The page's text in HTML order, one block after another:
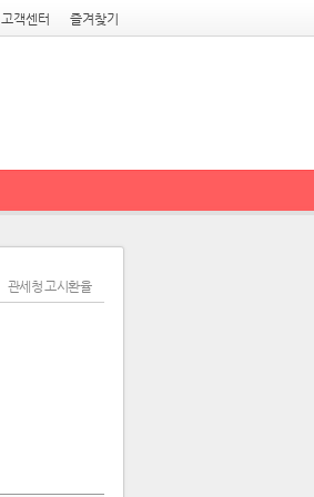
고객센터 즐겨찾기
관세청 고시환율